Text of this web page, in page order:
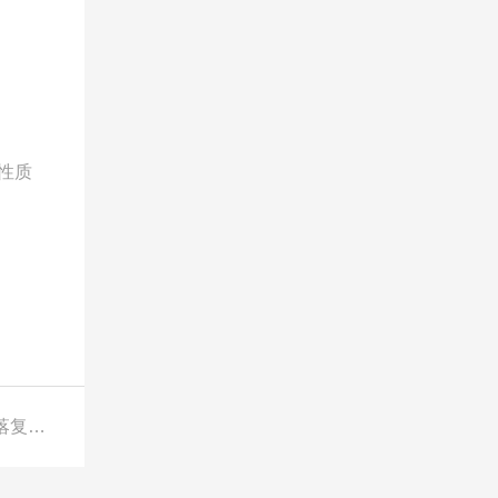
质
下一篇：墨西哥对华不锈钢洗涤槽作出反倾销日落复审终裁